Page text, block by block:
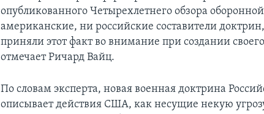
опубликованного Четырехлетнего обзора
американские, ни российские составители
приняли этот факт во внимание при создании своего
отмечает Ричард Вайц.
По словам эксперта, новая военная доктрина
описывает действия США, как несущие некую